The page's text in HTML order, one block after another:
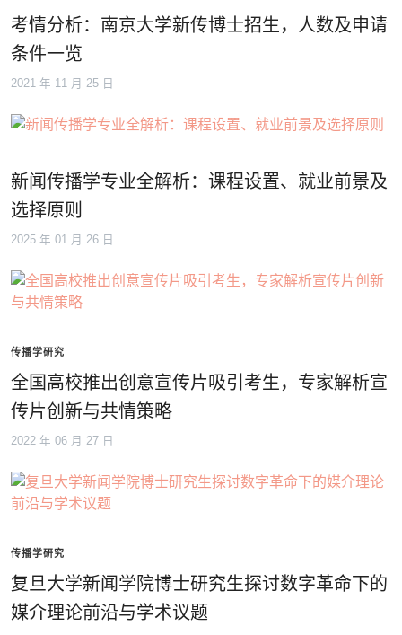
考情分析：南京大学新传博士招生，人数及申请
条件一览
2021 年 11 月 25 日
新闻传播学专业全解析：课程设置、就业前景及
选择原则
2025 年 01 月 26 日
传播学研究
全国高校推出创意宣传片吸引考生，专家解析宣
传片创新与共情策略
2022 年 06 月 27 日
传播学研究
复旦大学新闻学院博士研究生探讨数字革命下的
媒介理论前沿与学术议题